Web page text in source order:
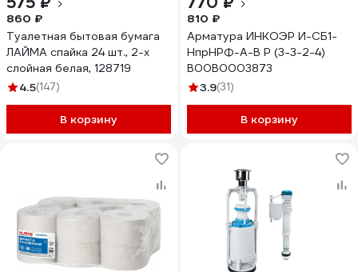
860 ₽
Туалетная бытовая бумага
ЛАЙМА спайка 24 шт., 2-х
слойная белая, 128719
4.5(147)
В корзину
810 ₽
Арматура ИНКОЭР И-СБ1-
НпрНРФ-А-В Р (3-3-2-4)
В00В0003873
3.9(31)
В корзину